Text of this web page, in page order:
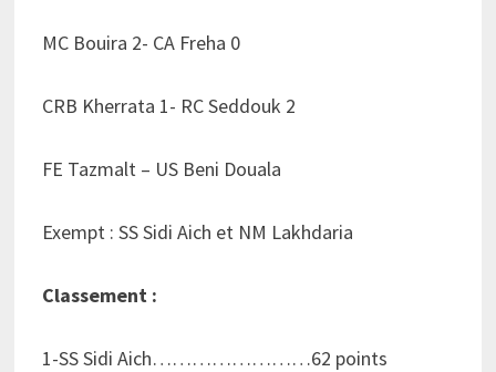
MC Bouira 2- CA Freha 0
CRB Kherrata 1- RC Seddouk 2
FE Tazmalt – US Beni Douala
Exempt : SS Sidi Aich et NM Lakhdaria
Classement :
1-SS Sidi Aich……………………62 points